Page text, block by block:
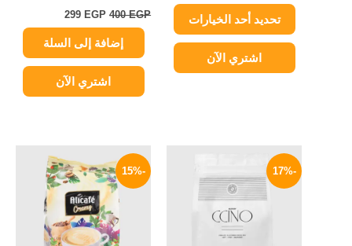
تحديد أحد الخيارات
المنتج
اشتري الآن
400EGP
299 EGP
إضافة إلى السلة
اشتري الآن
-17%
هو:
550 EGP.
هو:
459 EGP.
-15%
الأصلي
هو:
265 EGP.
الحالي
هو:
225 EGP.